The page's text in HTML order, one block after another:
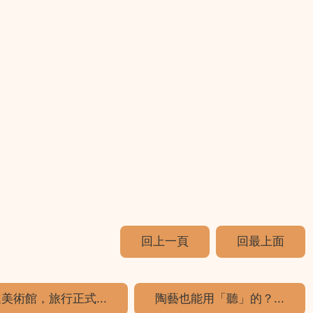
回上一頁 回最上面
術館，旅行正式... 陶藝也能用「聽」的？...